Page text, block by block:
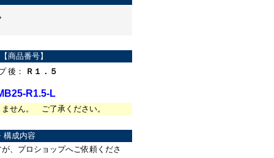
商品番号】
後：
Ｒ１．５
R1.5-L
せん。 ご了承ください。
構成内容
、プロショップへご依頼くださ